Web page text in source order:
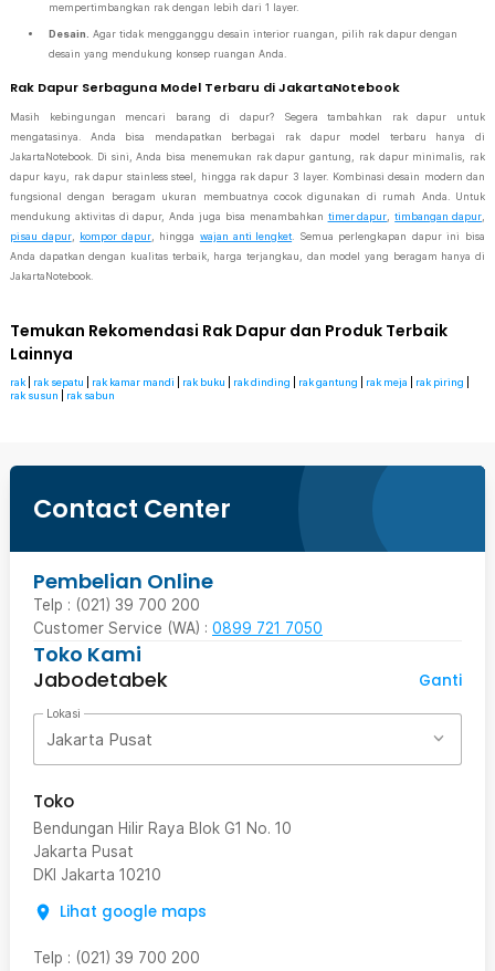
mempertimbangkan rak dengan lebih dari 1 layer.
Desain.
Agar tidak mengganggu desain interior ruangan, pilih rak dapur dengan
desain yang mendukung konsep ruangan Anda.
Rak Dapur Serbaguna Model Terbaru di JakartaNotebook
Masih kebingungan mencari barang di dapur? Segera tambahkan rak dapur untuk
mengatasinya. Anda bisa mendapatkan berbagai rak dapur model terbaru hanya di
JakartaNotebook. Di sini, Anda bisa menemukan rak dapur gantung, rak dapur minimalis, rak
dapur kayu, rak dapur stainless steel, hingga rak dapur 3 layer. Kombinasi desain modern dan
fungsional dengan beragam ukuran membuatnya cocok digunakan di rumah Anda. Untuk
mendukung aktivitas di dapur, Anda juga bisa menambahkan timer dapur ,timbangan dapur
pisau dapur, kompor dapur, hingga wajan anti lengket . Semua perlengkapan dapur ini bisa
Anda dapatkan dengan kualitas terbaik, harga terjangkau, dan model yang beragam hanya di
JakartaNotebook.
Temukan Rekomendasi Rak Dapur dan Produk Terbaik
Lainnya
rak rak sepatu rak kamar mandi rak buku rak dinding rak gantung rak meja rak piring
rak susun
rak sabun
Contact Center
Pembelian Online
Telp : (021) 39 700 200
Customer Service (WA) : 0899 721 7050
Toko Kami
Jabodetabek
Ganti
Lokasi
Jakarta Pusat
Toko
Bendungan Hilir Raya Blok G1 No. 10
Jakarta Pusat
DKI Jakarta 10210
Lihat google maps
Telp : (021) 39 700 200